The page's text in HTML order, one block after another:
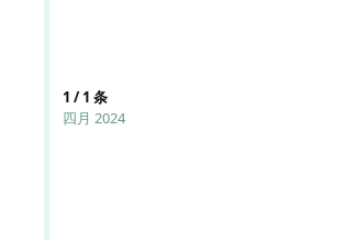
1 /1 条
四月 2024